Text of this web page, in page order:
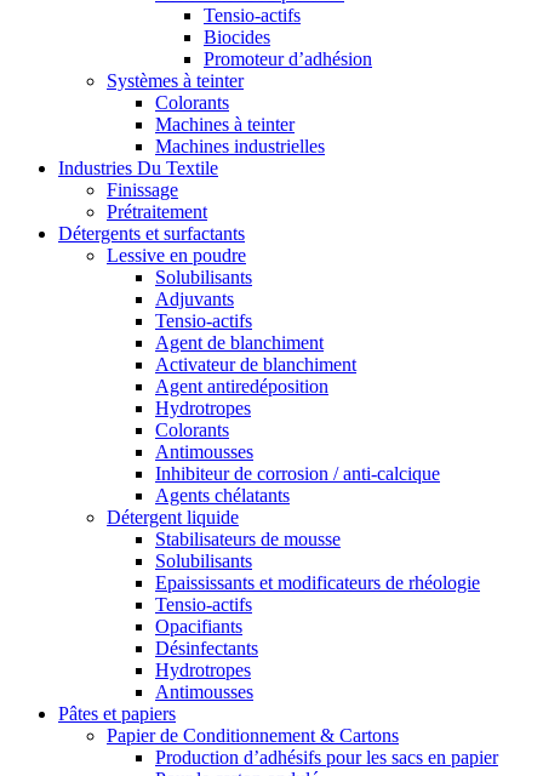
Tensio-actifs
Biocides
Promoteur d’adhésion
Systèmes à teinter
Colorants
Machines à teinter
Machines industrielles
Industries Du Textile
Finissage
Prétraitement
Détergents et surfactants
Lessive en poudre
Solubilisants
Adjuvants
Tensio-actifs
Agent de blanchiment
Activateur de blanchiment
Agent antiredéposition
Hydrotropes
Colorants
Antimousses
Inhibiteur de corrosion / anti-calcique
Agents chélatants
Détergent liquide
Stabilisateurs de mousse
Solubilisants
Epaississants et modificateurs de rhéologie
Tensio-actifs
Opacifiants
Désinfectants
Hydrotropes
Antimousses
Pâtes et papiers
Papier de Conditionnement & Cartons
Production d’adhésifs pour les sacs en papier